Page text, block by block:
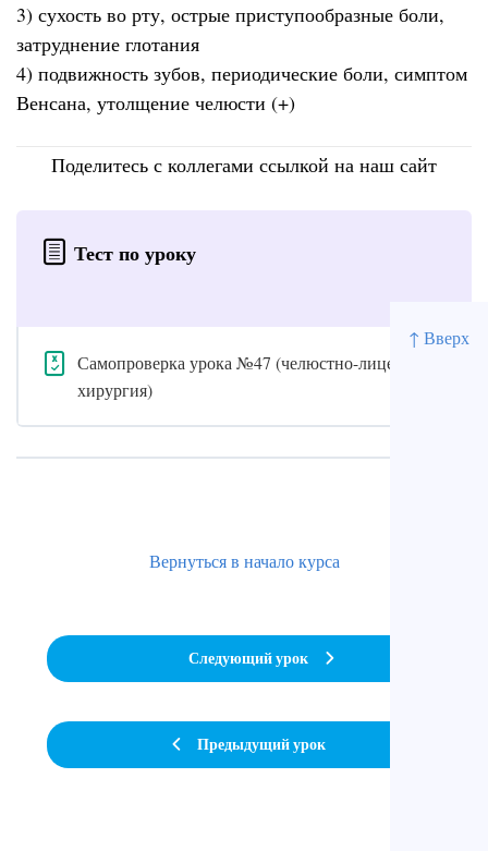
↑ Вверх
3) сухость во рту, острые приступообразные боли,
затруднение глотания
4) подвижность зубов, периодические боли, симптом
Венсана, утолщение челюсти (+)
Поделитесь с коллегами ссылкой на наш сайт
Тест по уроку
Самопроверка урока №47 (челюстно-лицевая
хирургия)
Предыдущий урок
Вернуться в начало курса
Следующий урок